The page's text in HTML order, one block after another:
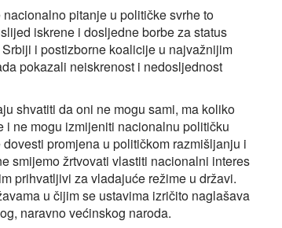
pitanje u političke svrhe to
iskrene i dosljedne borbe za status
i postizborne koalicije u najvažnijim
pokazali neiskrenost i nedosljednost
shvatiti da oni ne mogu sami, ma koliko
i ne mogu izmijeniti nacionalnu političku
promjena u političkom razmišljanju i
smijemo žrtvovati vlastiti nacionalni interes
prihvatljivi za vladajuće režime u državi.
u čijim se ustavima izričito naglašava
naravno većinskog naroda.